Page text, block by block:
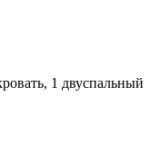
1 двуспальный